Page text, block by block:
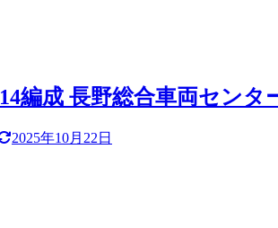
編成 長野総合車両センタ
2025年10月22日